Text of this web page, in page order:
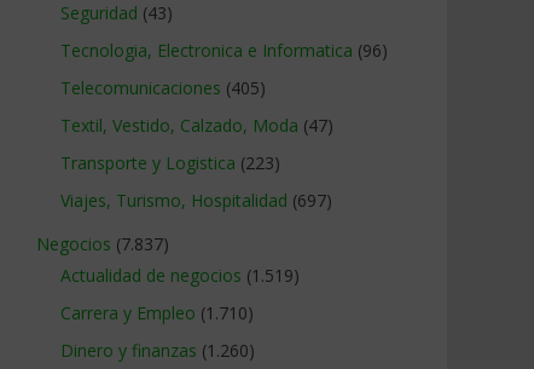
Seguridad (43)
Tecnologia, Electronica e Informatica (96)
Telecomunicaciones (405)
Textil, Vestido, Calzado, Moda (47)
Transporte y Logistica (223)
Viajes, Turismo, Hospitalidad (697)
Negocios (7.837)
Actualidad de negocios (1.519)
Carrera y Empleo (1.710)
Dinero y finanzas (1.260)